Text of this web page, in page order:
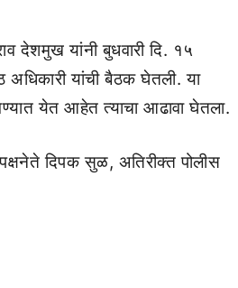
देशमुख यांनी बुधवारी दि. १५
अधिकारी यांची बैठक घेतली. या
येत आहेत त्याचा आढावा घेतला.
पक्षनेते दिपक सुळ, अतिरीक्त पोलीस